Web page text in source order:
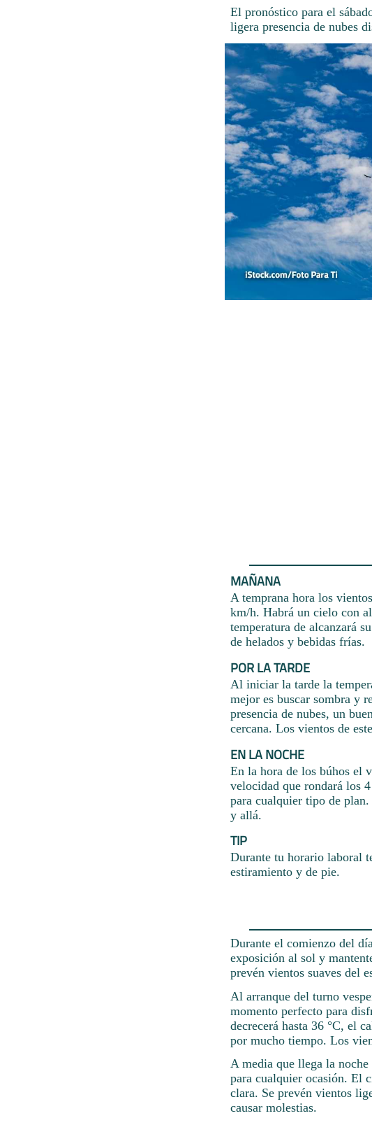
El pronóstico para el
ligera presencia de nubes
MAÑANA
A temprana hora los
km/h. Habrá un cielo con
temperatura de alcanzará
de helados y bebidas frías.
POR LA TARDE
Al iniciar la tarde la
mejor es buscar sombra y
presencia de nubes, un
cercana. Los vientos de
EN LA NOCHE
En la hora de los búhos el
velocidad que rondará los
para cualquier tipo de
y allá.
TIP
Durante tu horario laboral
estiramiento y de pie.
Durante el comienzo del
exposición al sol y
prevén vientos suaves del
Al arranque del turno
momento perfecto para
decrecerá hasta 36 °C, el
por mucho tiempo. Los
A media que llega la
para cualquier ocasión. El
clara. Se prevén vientos
causar molestias.